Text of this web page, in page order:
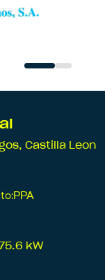
Castilla Leon
:PPA
kW